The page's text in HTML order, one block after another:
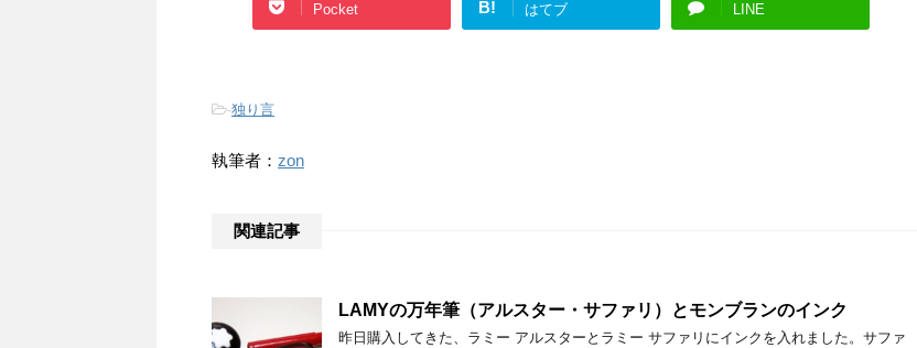
Pocket B! はてブ LINE
-独り言
執筆者： zon
関連記事
LAMYの万年筆（アルスター・サファリ）とモンブランのインク
昨日購入してきた、ラミー アルスターとラミー サファリにインクを入れました。サファ